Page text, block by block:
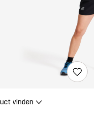
vinden